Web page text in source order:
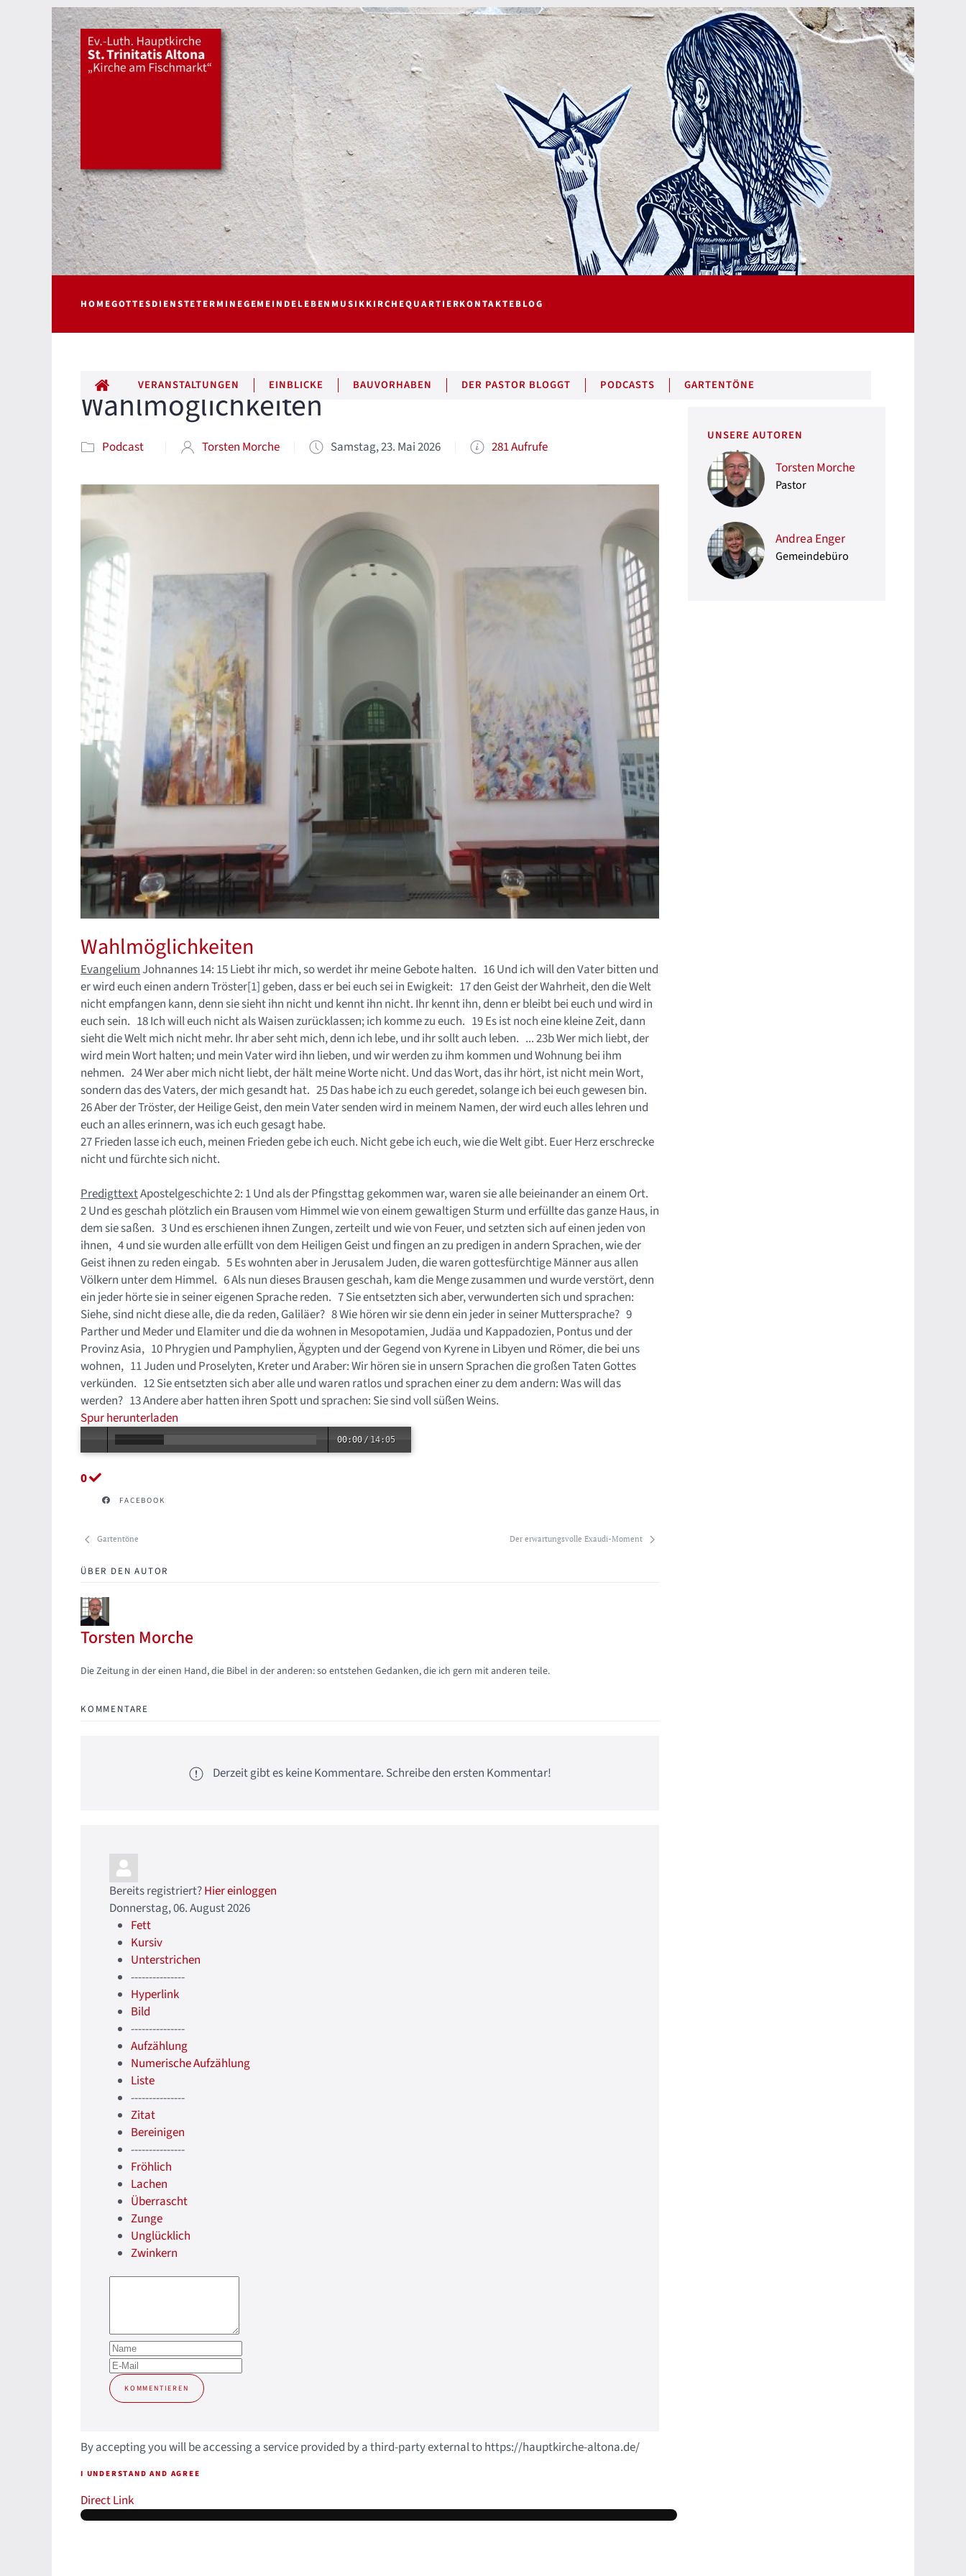
HOMEGOTTESDIENSTETERMINEGEMEINDELEBEN MUSIKKIRCHEQUARTIERKONTAKTEBLOG
ALLE BEITRÄGE
VERANSTALTUNGEN EINBLICKE BAUVORHABEN DER PASTOR BLOGGT PODCASTS GARTENTÖNE
Wahlmöglichkeiten
Podcast Torsten Morche Samstag, 23. Mai 2026 281 Aufrufe
Wahlmöglichkeiten
EvangeliumJohnannes 14: 15 Liebt ihr mich, so werdet ihr meine Gebote halten. 16 Und ich will den Vater bitten und
er wird euch einen andern Tröster[1] geben, dass er bei euch sei in Ewigkeit: 17 den Geist der Wahrheit, den die Welt
nicht empfangen kann, denn sie sieht ihn nicht und kennt ihn nicht. Ihr kennt ihn, denn er bleibt bei euch und wird in
euch sein. 18 Ich will euch nicht als Waisen zurücklassen; ich komme zu euch. 19 Es ist noch eine kleine Zeit, dann
sieht die Welt mich nicht mehr. Ihr aber seht mich, denn ich lebe, und ihr sollt auch leben. ... 23b Wer mich liebt, der
wird mein Wort halten; und mein Vater wird ihn lieben, und wir werden zu ihm kommen und Wohnung bei ihm
nehmen. 24 Wer aber mich nicht liebt, der hält meine Worte nicht. Und das Wort, das ihr hört, ist nicht mein Wort,
sondern das des Vaters, der mich gesandt hat. 25 Das habe ich zu euch geredet, solange ich bei euch gewesen bin.
26 Aber der Tröster, der Heilige Geist, den mein Vater senden wird in meinem Namen, der wird euch alles lehren und
euch an alles erinnern, was ich euch gesagt habe.
27 Frieden lasse ich euch, meinen Frieden gebe ich euch. Nicht gebe ich euch, wie die Welt gibt. Euer Herz erschrecke
nicht und fürchte sich nicht.
PredigttextApostelgeschichte 2: 1 Und als der Pfingsttag gekommen war, waren sie alle beieinander an einem Ort.
2 Und es geschah plötzlich ein Brausen vom Himmel wie von einem gewaltigen Sturm und erfüllte das ganze Haus, in
dem sie saßen. 3 Und es erschienen ihnen Zungen, zerteilt und wie von Feuer, und setzten sich auf einen jeden von
ihnen, 4 und sie wurden alle erfüllt von dem Heiligen Geist und fingen an zu predigen in andern Sprachen, wie der
Geist ihnen zu reden eingab. 5 Es wohnten aber in Jerusalem Juden, die waren gottesfürchtige Männer aus allen
Völkern unter dem Himmel. 6 Als nun dieses Brausen geschah, kam die Menge zusammen und wurde verstört, denn
ein jeder hörte sie in seiner eigenen Sprache reden. 7 Sie entsetzten sich aber, verwunderten sich und sprachen:
Siehe, sind nicht diese alle, die da reden, Galiläer? 8 Wie hören wir sie denn ein jeder in seiner Muttersprache? 9
Parther und Meder und Elamiter und die da wohnen in Mesopotamien, Judäa und Kappadozien, Pontus und der
Provinz Asia, 10 Phrygien und Pamphylien, Ägypten und der Gegend von Kyrene in Libyen und Römer, die bei uns
wohnen, 11 Juden und Proselyten, Kreter und Araber: Wir hören sie in unsern Sprachen die großen Taten Gottes
verkünden. 12 Sie entsetzten sich aber alle und waren ratlos und sprachen einer zu dem andern: Was will das
werden? 13 Andere aber hatten ihren Spott und sprachen: Sie sind voll süßen Weins.
Spur herunterladen
00:00 / 14:05
0
FACEBOOK
Gartentöne Der erwartungsvolle Exaudi-Moment
ÜBER DEN AUTOR
Torsten Morche
Updates abonnieren
Abo von Updates dieses Autors beenden
Die Zeitung in der einen Hand, die Bibel in der anderen: so entstehen Gedanken, die ich gern mit anderen teile.
KOMMENTARE
Derzeit gibt es keine Kommentare. Schreibe den ersten Kommentar!
Bereits registriert?Hier einloggen
Donnerstag, 06. August 2026
Fett
Kursiv
Unterstrichen
---------------
Hyperlink
Bild
---------------
Aufzählung
Numerische Aufzählung
Liste
---------------
Zitat
Bereinigen
---------------
Fröhlich
Lachen
Überrascht
Zunge
Unglücklich
Zwinkern
KOMMENTIEREN
By accepting you will be accessing a service provided by a third-party external to https://hauptkirche-altona.de/
I UNDERSTAND AND AGREE
Direct Link
UNSERE AUTOREN
Torsten Morche
Pastor
Andrea Enger
Gemeindebüro